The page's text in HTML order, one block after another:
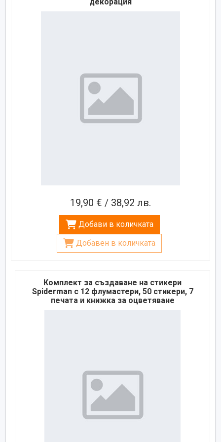
19,90 € / 38,92 лв.
Добави в количката
Добавен в количката
Комплект за създаване на стикери
Spiderman с 12 флумастери, 50 стикери, 7
печата и книжка за оцветяване